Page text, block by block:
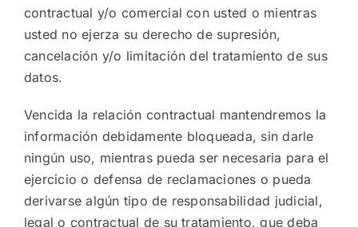
contractual y/o comercial con usted o mientras
usted no ejerza su derecho de supresión,
cancelación y/o limitación del tratamiento de sus
datos.
Vencida la relación contractual mantendremos la
información debidamente bloqueada, sin darle
ningún uso, mientras pueda ser necesaria para el
ejercicio o defensa de reclamaciones o pueda
derivarse algún tipo de responsabilidad judicial,
legal o contractual de su tratamiento, que deba